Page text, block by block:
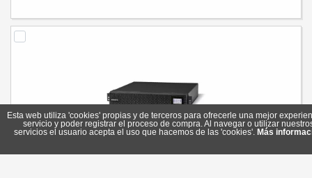
Referencia: 6B4BU000002
Esta web utiliza 'cookies' propias y de terceros para ofrecerle una mejor
servicio y poder registrar el proceso de compra. Al navegar o utilizar
servicios el usuario acepta el uso que hacemos de las 'cookies'. Más